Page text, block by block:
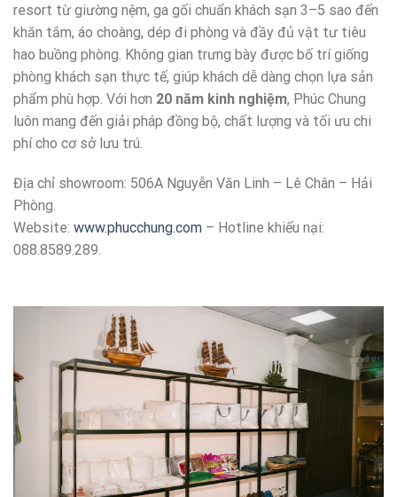
resort từ giường nệm, ga gối chuẩn khách sạn 3–5 sao đến
khăn tắm, áo choàng, dép đi phòng và đầy đủ vật tư tiêu
hao buồng phòng. Không gian trưng bày được bố trí giống
phòng khách sạn thực tế, giúp khách dễ dàng chọn lựa sản
phẩm phù hợp. Với hơn 20 năm kinh nghiệm, Phúc Chung
luôn mang đến giải pháp đồng bộ, chất lượng và tối ưu chi
phí cho cơ sở lưu trú.
Địa chỉ showroom: 506A Nguyễn Văn Linh – Lê Chân – Hải
Phòng.
Website: www.phucchung.com – Hotline khiếu nại:
088.8589.289.